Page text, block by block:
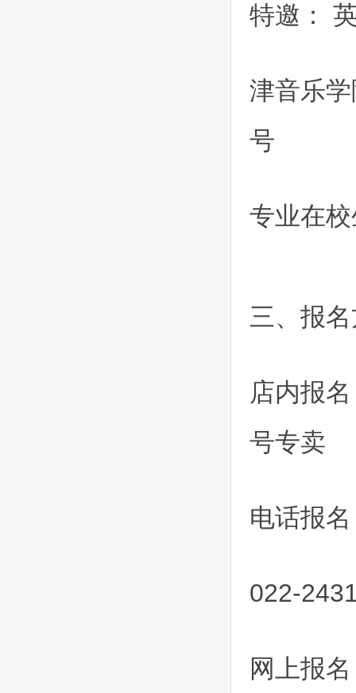
特邀：
津音乐
号
专业在
三、报
店内报
号专卖
电话报
022-
网上报